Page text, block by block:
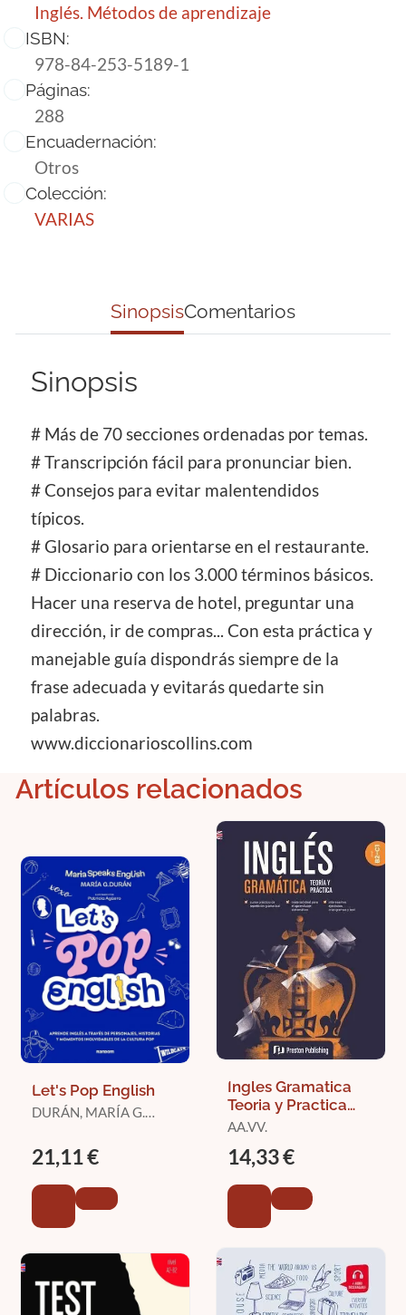
Inglés. Métodos de aprendizaje
ISBN:
978-84-253-5189-1
Páginas:
288
Encuadernación:
Otros
Colección:
VARIAS
SinopsisComentarios
Sinopsis
# Más de 70 secciones ordenadas por temas.
# Transcripción fácil para pronunciar bien.
# Consejos para evitar malentendidos
típicos.
# Glosario para orientarse en el restaurante.
# Diccionario con los 3.000 términos básicos.
Hacer una reserva de hotel, preguntar una
dirección, ir de compras... Con esta práctica y
manejable guía dispondrás siempre de la
frase adecuada y evitarás quedarte sin
palabras.
www.diccionarioscollins.com
Artículos relacionados
Let's Pop English
DURÁN, MARÍA G.
21,11 €
Ingles Gramatica
Teoria y Practica
B2-C1
AA.VV.
14,33 €